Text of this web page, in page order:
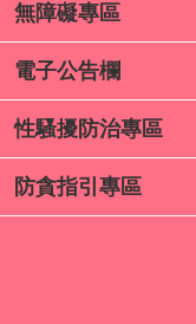
無障礙專區
電子公告欄
性騷擾防治專區
防貪指引專區